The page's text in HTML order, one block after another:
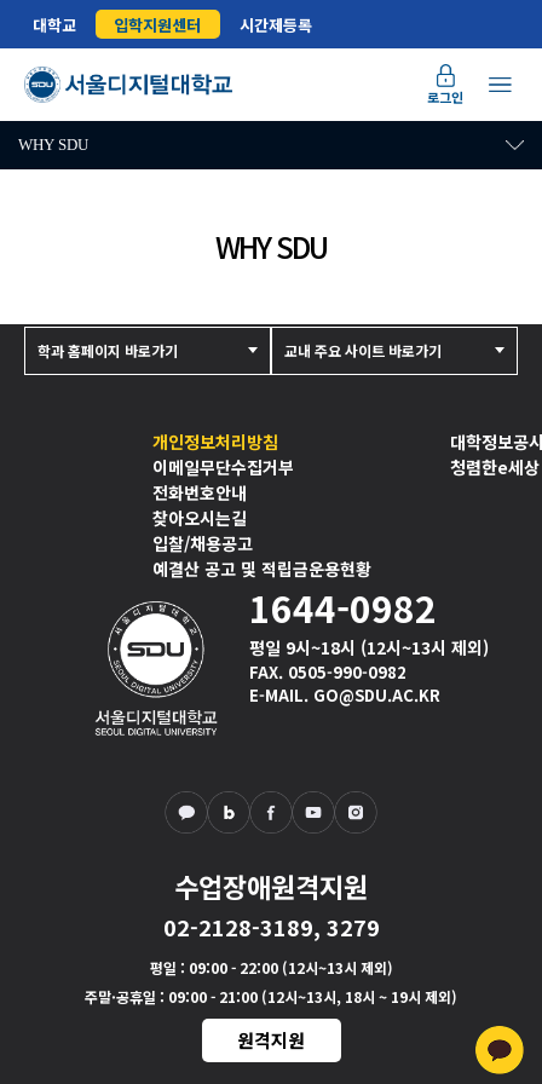
대학교 입학지원센터 시간제등록
로그인
WHY SDU
WHY SDU
개인정보처리방침
이메일무단수집거부
전화번호안내
찾아오시는길
입찰/채용공고
예결산 공고 및 적립금운용현황
대학정보공
청렴한e세상
1644-0982
평일 9시~18시 (12시~13시 제외)
FAX. 0505-990-0982
E-MAIL. GO@SDU.AC.KR
수업장애원격지원
02-2128-3189, 3279
평일 : 09:00 - 22:00 (12시~13시 제외)
주말·공휴일 : 09:00 - 21:00 (12시~13시, 18시 ~ 19시 제외)
원격지원
학과 홈페이지 바로가기 교내 주요 사이트 바로가기